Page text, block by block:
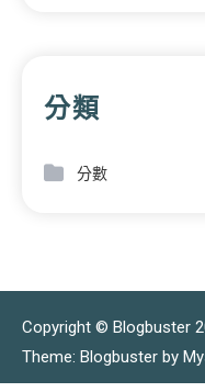
分類
分數
Copyright © Blogbuster
Theme: Blogbuster by